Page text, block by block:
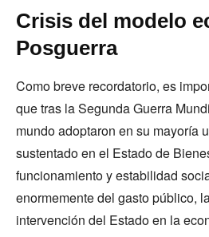
Crisis del modelo
Posguerra
Como breve recordatorio, es
que tras la Segunda Guerra
mundo adoptaron en su mayoría
sustentado en el Estado de
funcionamiento y estabilidad
enormemente del gasto público,
intervención del Estado en la